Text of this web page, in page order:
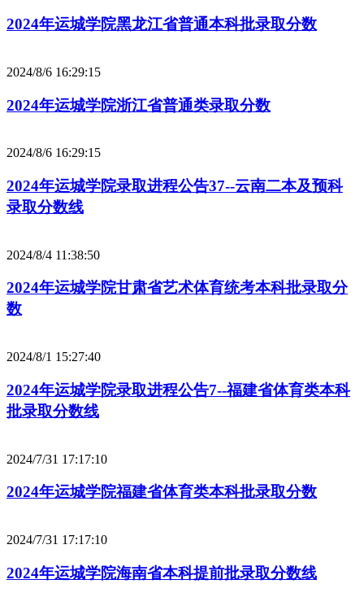
2024年运城学院黑龙江省普通本科批录取分数
2024/8/6 16:29:15
2024年运城学院浙江省普通类录取分数
2024/8/6 16:29:15
2024年运城学院录取进程公告37--云南二本及预科
录取分数线
2024/8/4 11:38:50
2024年运城学院甘肃省艺术体育统考本科批录取分
数
2024/8/1 15:27:40
2024年运城学院录取进程公告7--福建省体育类本科
批录取分数线
2024/7/31 17:17:10
2024年运城学院福建省体育类本科批录取分数
2024/7/31 17:17:10
2024年运城学院海南省本科提前批录取分数线